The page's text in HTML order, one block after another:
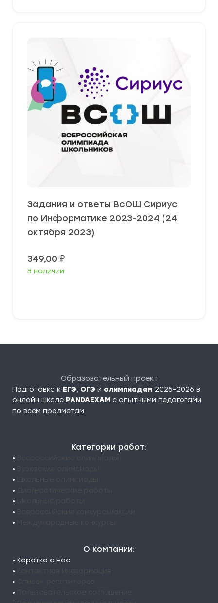
Задания и ответы ВсОШ Сириус
по Информатике 2023-2024 (24
октября 2023)
349,00 ₽
В наличии
Образовательный проект
Подготовка к ЕГЭ, ОГЭ и олимпиадам 2025-2026 в
онлайн школе PANDAEXAM c опытными педагогами
по всем предметам.
Категории работ:
•
•
•
•
•
•
•
О компании:
• Коротко о нас
•
•
•